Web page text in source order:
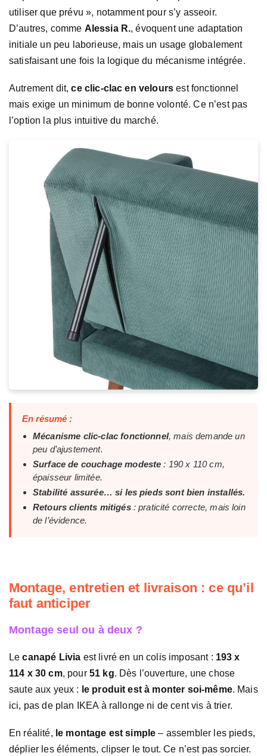
utiliser que prévu », notamment pour s’y asseoir.
D’autres, comme Alessia R., évoquent une adaptation
initiale un peu laborieuse, mais un usage globalement
satisfaisant une fois la logique du mécanisme intégrée.
Autrement dit,ce clic-clac en velours est fonctionnel
mais exige un minimum de bonne volonté. Ce n’est pas
l’option la plus intuitive du marché.
En résumé :
Mécanisme clic-clac fonctionnel, mais demande un
peu d’ajustement.
Surface de couchage modeste : 190 x 110 cm,
épaisseur limitée.
Stabilité assurée… si les pieds sont bien installés.
Retours clients mitigés: praticité correcte, mais loin
de l’évidence.
Montage, entretien et livraison : ce qu’il
faut anticiper
Montage seul ou à deux ?
Lecanapé Livia est livré en un colis imposant : 193 x
114 x 30 cm, pour 51 kg. Dès l’ouverture, une chose
saute aux yeux : le produit est à monter soi-même. Mais
ici, pas de plan IKEA à rallonge ni de cent vis à trier.
En réalité, le montage est simple – assembler les pieds,
déplier les éléments, clipser le tout. Ce n’est pas sorcier.